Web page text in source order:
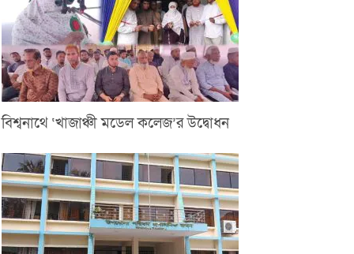
বিশ্বনাথে ‘খাজাঞ্চী মডেল কলেজ’র উদ্বোধন